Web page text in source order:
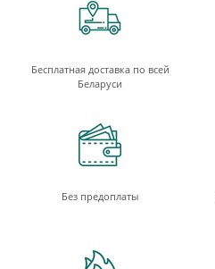
Бесплатная доставка по всей
Беларуси
Без предоплаты